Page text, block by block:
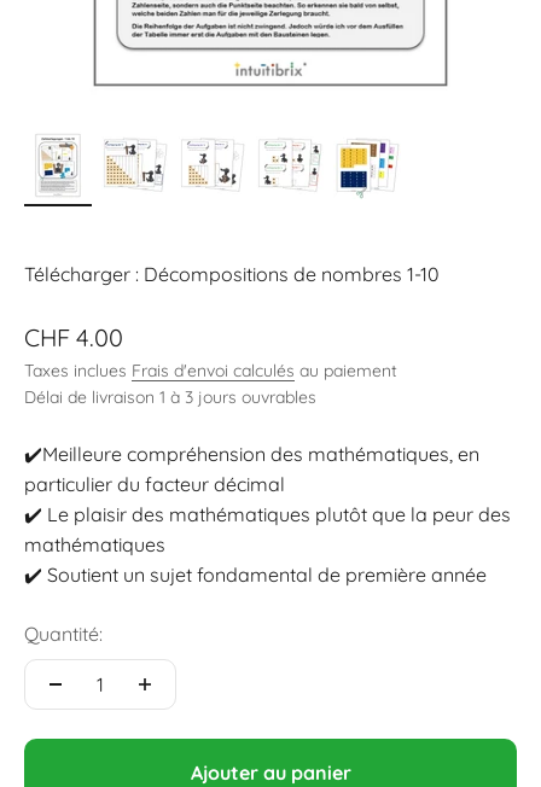
Télécharger : Décompositions de nombres 1-10
Prix de vente
CHF 4.00
Taxes inclues Frais d'envoi calculés au paiement
Délai de livraison 1 à 3 jours ouvrables
✔️Meilleure compréhension des mathématiques, en
particulier du facteur décimal
✔️ Le plaisir des mathématiques plutôt que la peur des
mathématiques
✔️ Soutient un sujet fondamental de première année
Quantité:
Ajouter au panier